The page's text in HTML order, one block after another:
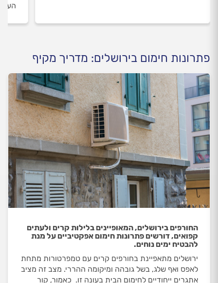
פתרונות חימום בירושלים: מדריך מקיף
החורפים בירושלים, המאופיינים בלילות קרים ולעתים
קפואים, דורשים פתרונות חימום אפקטיביים על מנת
להבטיח ימים נוחים.
ירושלים מתאפיינת בחורפים קרים עם טמפרטורות מתחת
לאפס ואף שלג, בשל גובהה ומיקומה ההררי. מצב זה מציב
אתגרים ייחודיים לחימום הבית בעונה זו. כאמור, קור